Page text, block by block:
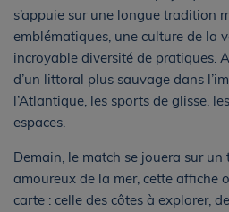
s’appuie sur une longue tradition
emblématiques, une culture de la
incroyable diversité de pratiques.
d’un littoral plus sauvage dans
l’Atlantique, les sports de glisse,
espaces.
Demain, le match se jouera sur
amoureux de la mer, cette affiche
carte : celle des côtes à explorer,